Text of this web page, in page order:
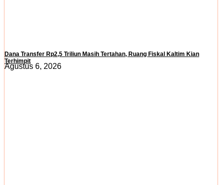
Dana Transfer Rp2,5 Triliun Masih Tertahan, Ruang Fiskal Kaltim Kian
Terhimpit
Agustus 6, 2026